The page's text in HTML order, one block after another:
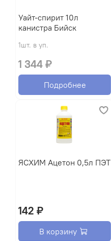
Уайт-спирит 10л
канистра Бийск
1шт. в уп.
1 344 ₽
Подробнее
ЯСХИМ Ацетон 0,5л ПЭТ
142 ₽
В корзину